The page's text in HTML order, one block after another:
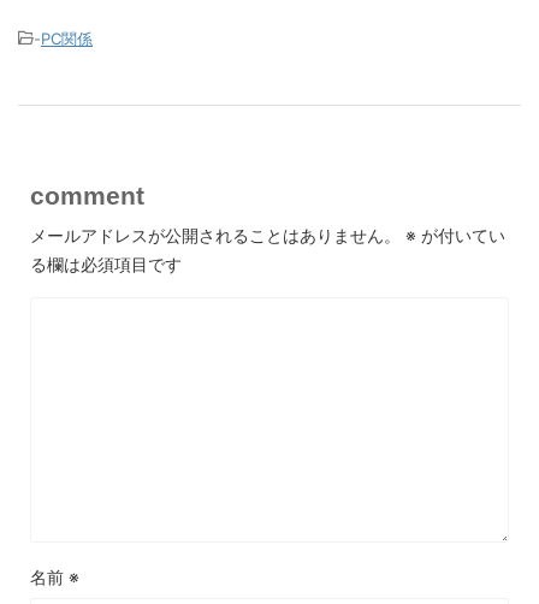
-PC関係
comment
メールアドレスが公開されることはありません。 ※ が付いてい
る欄は必須項目です
名前 ※